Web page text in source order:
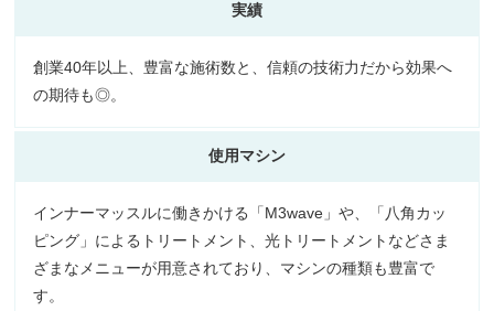
実績
創業40年以上、豊富な施術数と、信頼の技術力だから効果へ
の期待も◎。
使用マシン
インナーマッスルに働きかける「M3wave」や、「八角カッ
ピング」によるトリートメント、光トリートメントなどさま
ざまなメニューが用意されており、マシンの種類も豊富で
す。